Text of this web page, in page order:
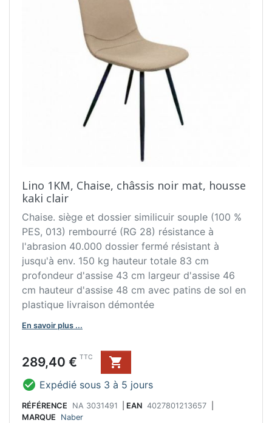
Lino 1KM, Chaise, châssis noir mat, housse
kaki clair
Chaise. siège et dossier similicuir souple (100 %
PES, 013) rembourré (RG 28) résistance à
l'abrasion 40.000 dossier fermé résistant à
jusqu'à env. 150 kg hauteur totale 83 cm
profondeur d'assise 43 cm largeur d'assise 46
cm hauteur d'assise 48 cm avec patins de sol en
plastique livraison démontée
En savoir plus ...
Prix
289,40 € TTC

 Expédié sous 3 à 5 jours
RÉFÉRENCE NA 3031491 EAN 4027801213657
MARQUE
Naber